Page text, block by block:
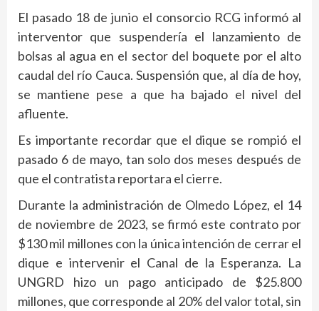
El pasado 18 de junio el consorcio RCG informó al
interventor que suspendería el lanzamiento de
bolsas al agua en el sector del boquete por el alto
caudal del río Cauca. Suspensión que, al día de hoy,
se mantiene pese a que ha bajado el nivel del
afluente.
Es importante recordar que el dique se rompió el
pasado 6 de mayo, tan solo dos meses después de
que el contratista reportara el cierre.
Durante la administración de Olmedo López, el 14
de noviembre de 2023, se firmó este contrato por
$130 mil millones con la única intención de cerrar el
dique e intervenir el Canal de la Esperanza. La
UNGRD hizo un pago anticipado de $25.800
millones, que corresponde al 20% del valor total, sin